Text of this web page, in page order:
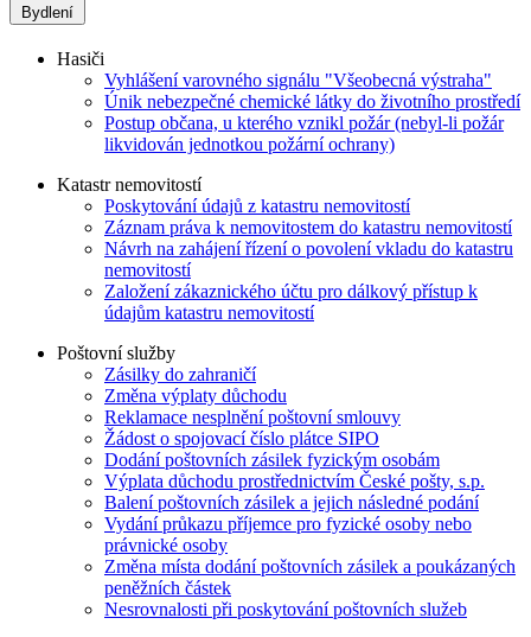
Bydlení
Hasiči
Vyhlášení varovného signálu "Všeobecná výstraha"
Únik nebezpečné chemické látky do životního prostředí
Postup občana, u kterého vznikl požár (nebyl-li požár
likvidován jednotkou požární ochrany)
Katastr nemovitostí
Poskytování údajů z katastru nemovitostí
Záznam práva k nemovitostem do katastru nemovitostí
Návrh na zahájení řízení o povolení vkladu do katastru
nemovitostí
Založení zákaznického účtu pro dálkový přístup k
údajům katastru nemovitostí
Poštovní služby
Zásilky do zahraničí
Změna výplaty důchodu
Reklamace nesplnění poštovní smlouvy
Žádost o spojovací číslo plátce SIPO
Dodání poštovních zásilek fyzickým osobám
Výplata důchodu prostřednictvím České pošty, s.p.
Balení poštovních zásilek a jejich následné podání
Vydání průkazu příjemce pro fyzické osoby nebo
právnické osoby
Změna místa dodání poštovních zásilek a poukázaných
peněžních částek
Nesrovnalosti při poskytování poštovních služeb